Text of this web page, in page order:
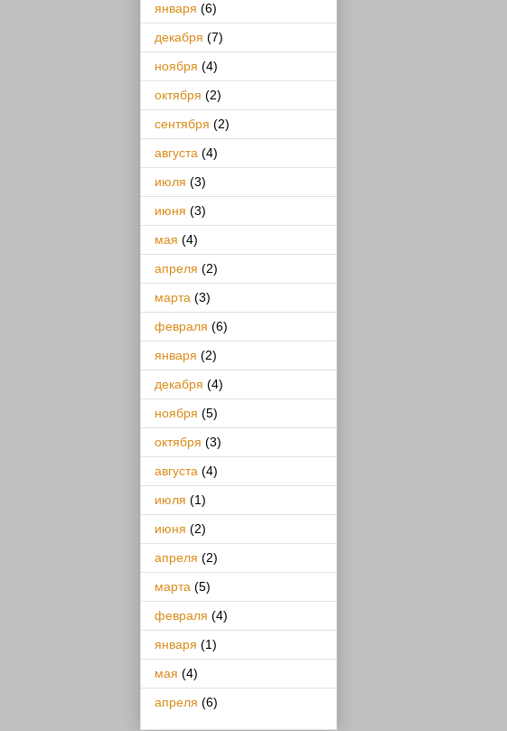
января (6)
декабря (7)
ноября (4)
октября (2)
сентября (2)
августа (4)
июля (3)
июня (3)
мая (4)
апреля (2)
марта (3)
февраля (6)
января (2)
декабря (4)
ноября (5)
октября (3)
августа (4)
июля (1)
июня (2)
апреля (2)
марта (5)
февраля (4)
января (1)
мая (4)
апреля (6)